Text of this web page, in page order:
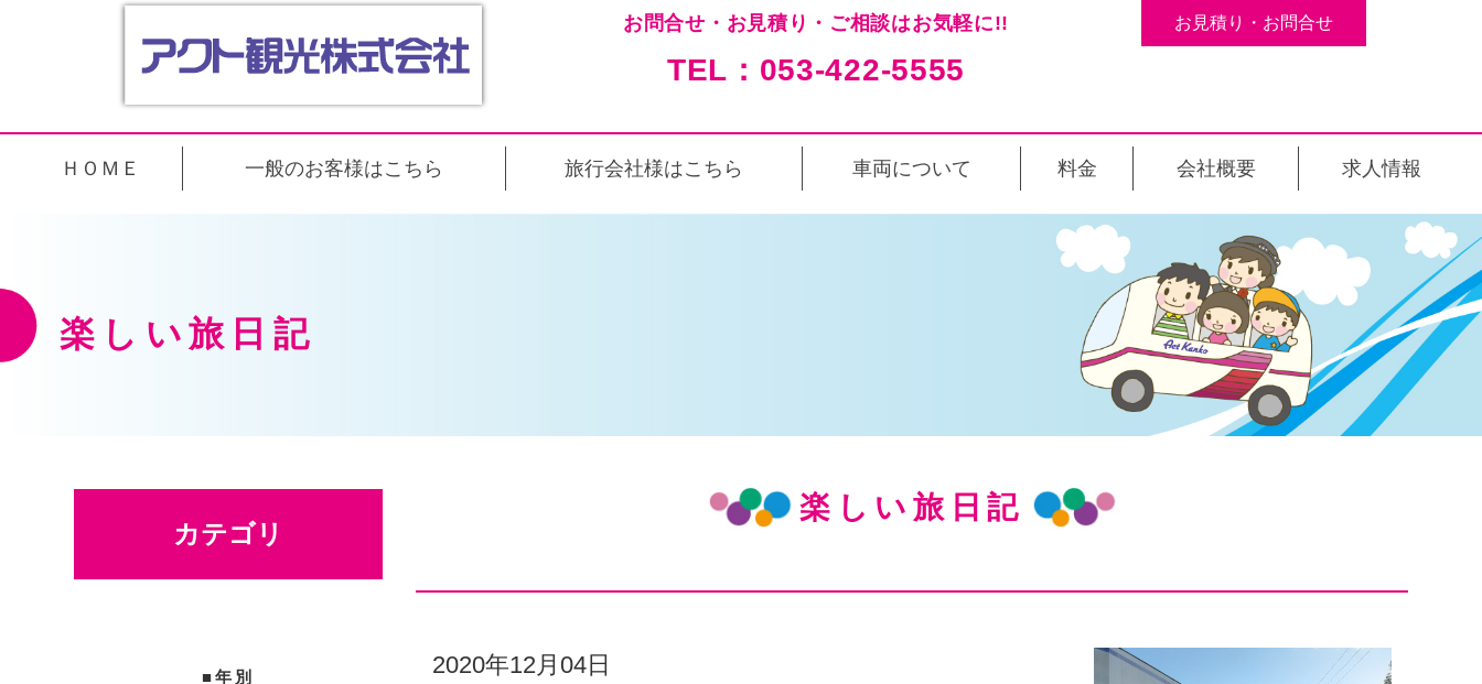
お問合せ・お見積り・ご相談はお気軽に!!
TEL：053-422-5555
お見積り・お問合せ
ＨＯＭＥ 一般のお客様はこちら 旅行会社様はこちら 車両について 料金 会社概要 求人情報
楽しい旅日記
カテゴリ
■年別
楽しい旅日記
2020年12月04日